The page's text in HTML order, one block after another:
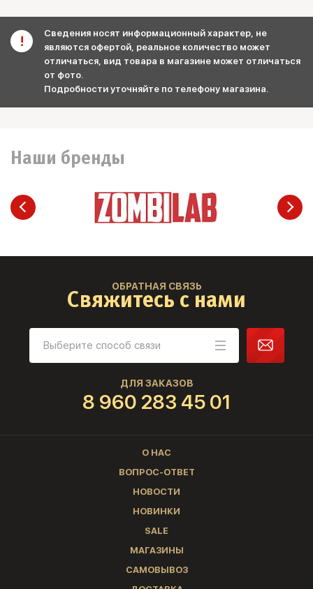
Сведения носят информационный характер, не
являются офертой, реальное количество может
отличаться, вид товара в магазине может отличаться
от фото.
Подробности уточняйте по телефону магазина.
Наши бренды
ОБРАТНАЯ СВЯЗЬ
Свяжитесь с нами
ДЛЯ ЗАКАЗОВ
8 960 283 45 01
О НАС
ВОПРОС-ОТВЕТ
НОВОСТИ
НОВИНКИ
SALE
МАГАЗИНЫ
САМОВЫВОЗ